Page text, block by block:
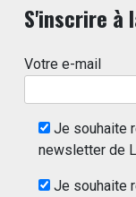
S'inscrire à
Votre e-mail
Je souhaite
newsletter de
Je souhaite